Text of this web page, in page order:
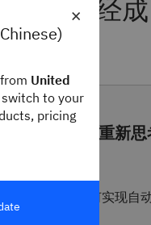
第 2 章
让我们重新
您将如何实现自
×
United
to your
pricing